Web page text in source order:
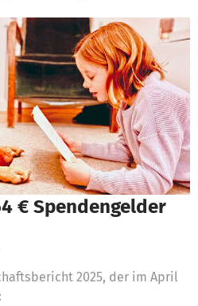
€ Spendengelder
2025, der im April